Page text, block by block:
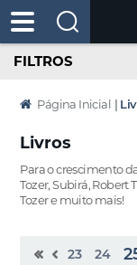
Página Inicial |
FILTROS
Livros
Para o crescimento
Tozer, Subirá, Robert
Tozer e muito mais!
23 24